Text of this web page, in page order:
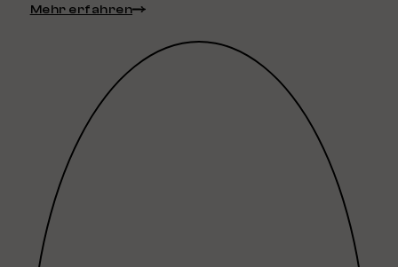
Mehr erfahren